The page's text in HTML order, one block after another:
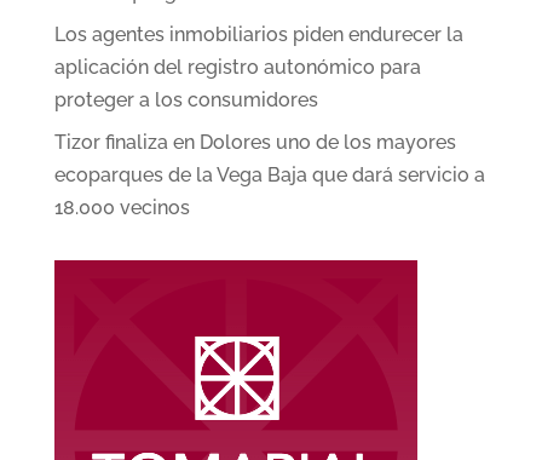
Los agentes inmobiliarios piden endurecer la
aplicación del registro autonómico para
proteger a los consumidores
Tizor finaliza en Dolores uno de los mayores
ecoparques de la Vega Baja que dará servicio a
18.000 vecinos